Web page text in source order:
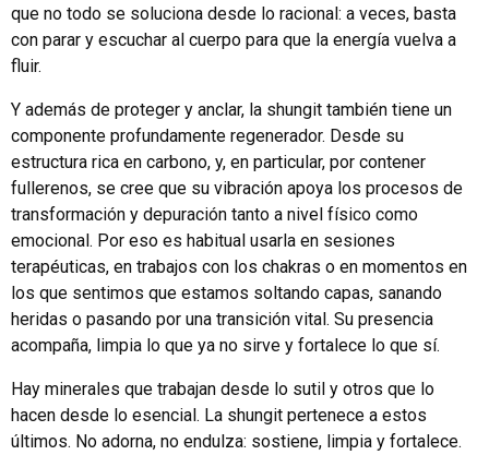
que no todo se soluciona desde lo racional: a veces, basta
con parar y escuchar al cuerpo para que la energía vuelva a
fluir.
Y además de proteger y anclar, la shungit también tiene un
componente profundamente regenerador. Desde su
estructura rica en carbono, y, en particular, por contener
fullerenos, se cree que su vibración apoya los procesos de
transformación y depuración tanto a nivel físico como
emocional. Por eso es habitual usarla en sesiones
terapéuticas, en trabajos con los chakras o en momentos en
los que sentimos que estamos soltando capas, sanando
heridas o pasando por una transición vital. Su presencia
acompaña, limpia lo que ya no sirve y fortalece lo que sí.
Hay minerales que trabajan desde lo sutil y otros que lo
hacen desde lo esencial. La shungit pertenece a estos
últimos. No adorna, no endulza: sostiene, limpia y fortalece.